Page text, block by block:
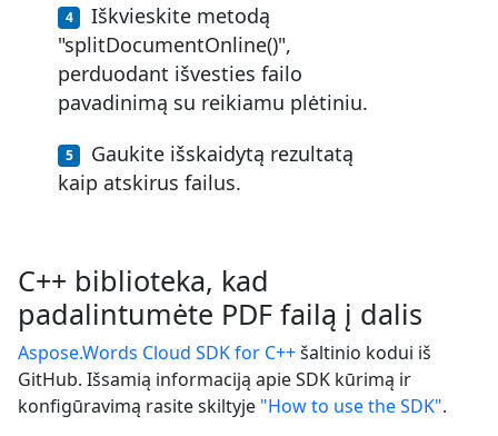
Iškvieskite metodą
"splitDocumentOnline()",
perduodant išvesties failo
pavadinimą su reikiamu plėtiniu.
Gaukite išskaidytą rezultatą
kaip atskirus failus.
C++ biblioteka, kad
padalintumėte PDF failą į dalis
Aspose.Words Cloud SDK for C++šaltinio kodui iš
GitHub. Išsamią informaciją apie SDK kūrimą ir
konfigūravimą rasite skiltyje "How to use the SDK".